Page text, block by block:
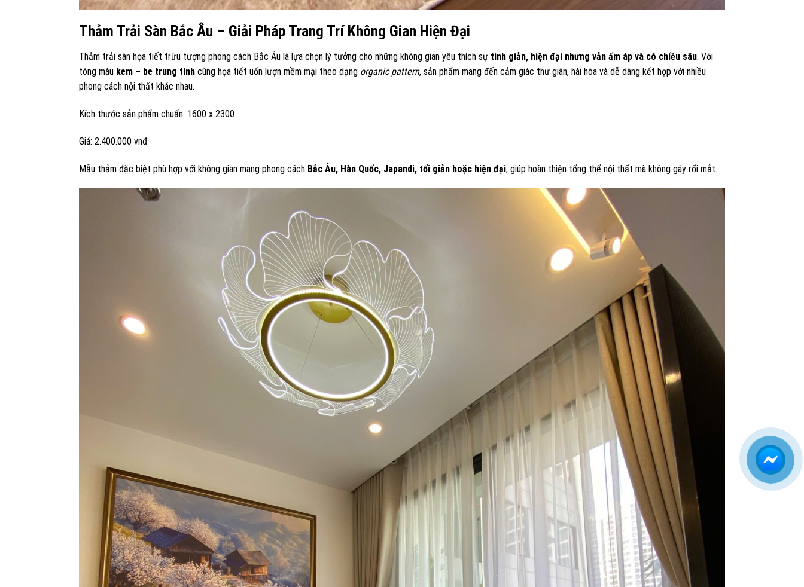
Thảm Trải Sàn Bắc Âu – Giải Pháp Trang Trí Không Gian Hiện Đại
Thảm trải sàn họa tiết trừu tượng phong cách Bắc Âu là lựa chọn lý tưởng cho những không gian yêu thích sự tinh giản, hiện đại nhưng vẫn ấm áp và có chiều sâu. Với
tông màu kem – be trung tính cùng họa tiết uốn lượn mềm mại theo dạng organic pattern, sản phẩm mang đến cảm giác thư giãn, hài hòa và dễ dàng kết hợp với nhiều
phong cách nội thất khác nhau.
Kích thước sản phẩm chuẩn: 1600 x 2300
Giá: 2.400.000 vnđ
Mẫu thảm đặc biệt phù hợp với không gian mang phong cách Bắc Âu, Hàn Quốc, Japandi, tối giản hoặc hiện đại, giúp hoàn thiện tổng thể nội thất mà không gây rối mắt.